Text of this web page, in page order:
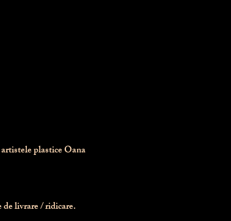
plastice Oana
livrare / ridicare.